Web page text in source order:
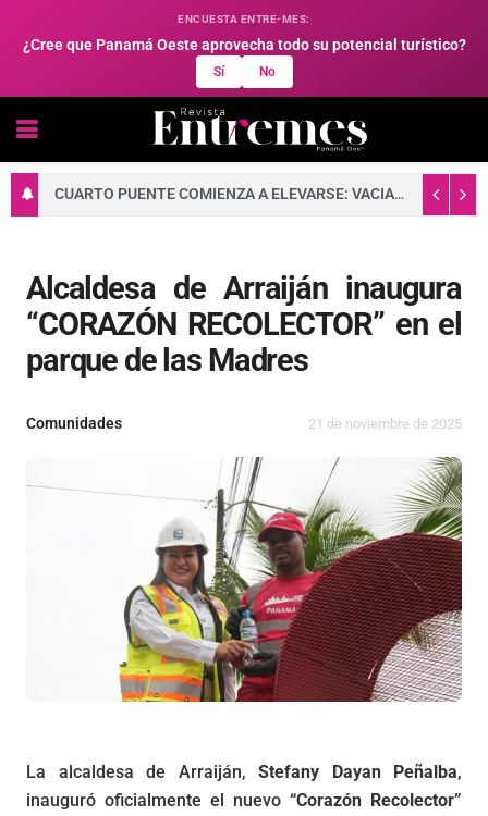
ENCUESTA ENTRE-MES:
¿Cree que Panamá Oeste aprovecha todo su potencial turístico?
Sí No
CUARTO PUENTE COMIENZA A ELEVARSE: VACIADO DE CONCRETO FORTALECE LA BASE DE UNA DE SUS TORRES PRINCIPALES
Alcaldesa de Arraiján inaugura
“CORAZÓN RECOLECTOR” en el
parque de las Madres
Comunidades 21 de noviembre de 2025
La alcaldesa de Arraiján, Stefany Dayan Peñalba,
inauguró oficialmente el nuevo “Corazón Recolector”